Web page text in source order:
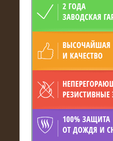
произведён
нагрузочный
напряжением 6/10 кВ
15.04.2017
Нагрузочный